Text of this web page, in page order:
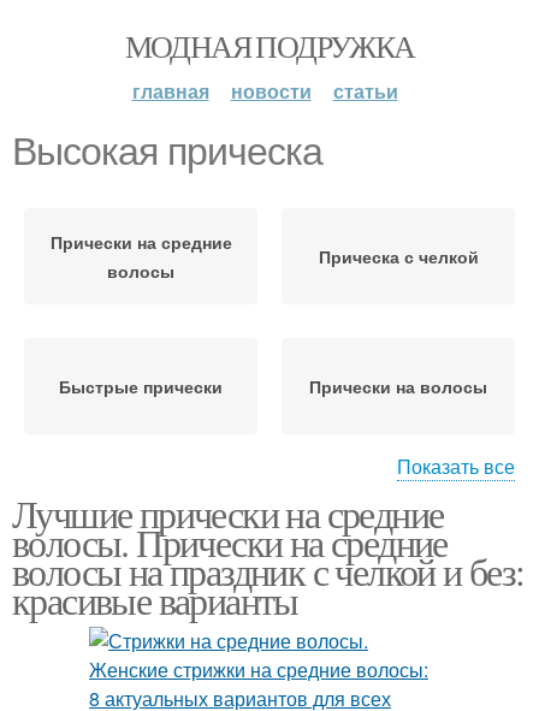
МОДНАЯ ПОДРУЖКА
главная новости статьи
Высокая прическа
Прически на средние
волосы
Прическа с челкой
Быстрые прически Прически на волосы
Высокая укладка Изящная прическа
Прическа в греческом
стиле
Прически на короткие
волосы
Показать все
Лучшие прически на средние
волосы. Прически на средние
волосы на праздник с челкой и без:
красивые варианты